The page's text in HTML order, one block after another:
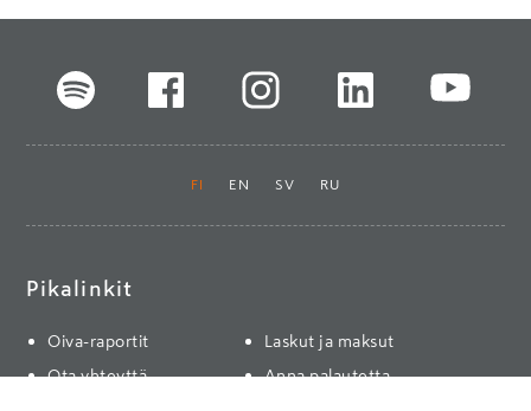
FI EN SV RU
Pikalinkit
Oiva-raportit
Ota yhteyttä
Laskut ja maksut
Anna palautetta